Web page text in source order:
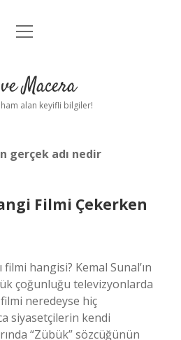
Anasayfa
Uyarı
menüyü
Macera
alan keyifli bilgiler!
gerçek adı nedir
Filmi Çekerken
filmi hangisi? Kemal Sunal’ın
çoğunluğu televizyonlarda
neredeyse hiç
siyasetçilerin kendi
“Zübük” sözcüğünün